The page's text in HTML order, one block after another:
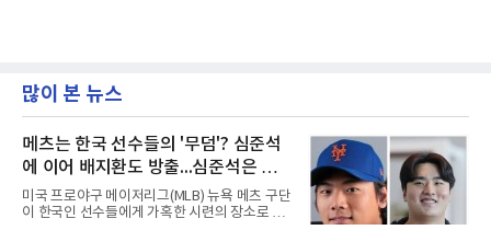
많이 본 뉴스
메츠는 한국 선수들의 '무덤'? 심준석
에 이어 배지환도 방출...심준석은 이
미 귀국, 배지환은 미국 잔류할 듯
미국 프로야구 메이저리그(MLB) 뉴욕 메츠 구단
이 한국인 선수들에게 가혹한 시련의 장소로 전